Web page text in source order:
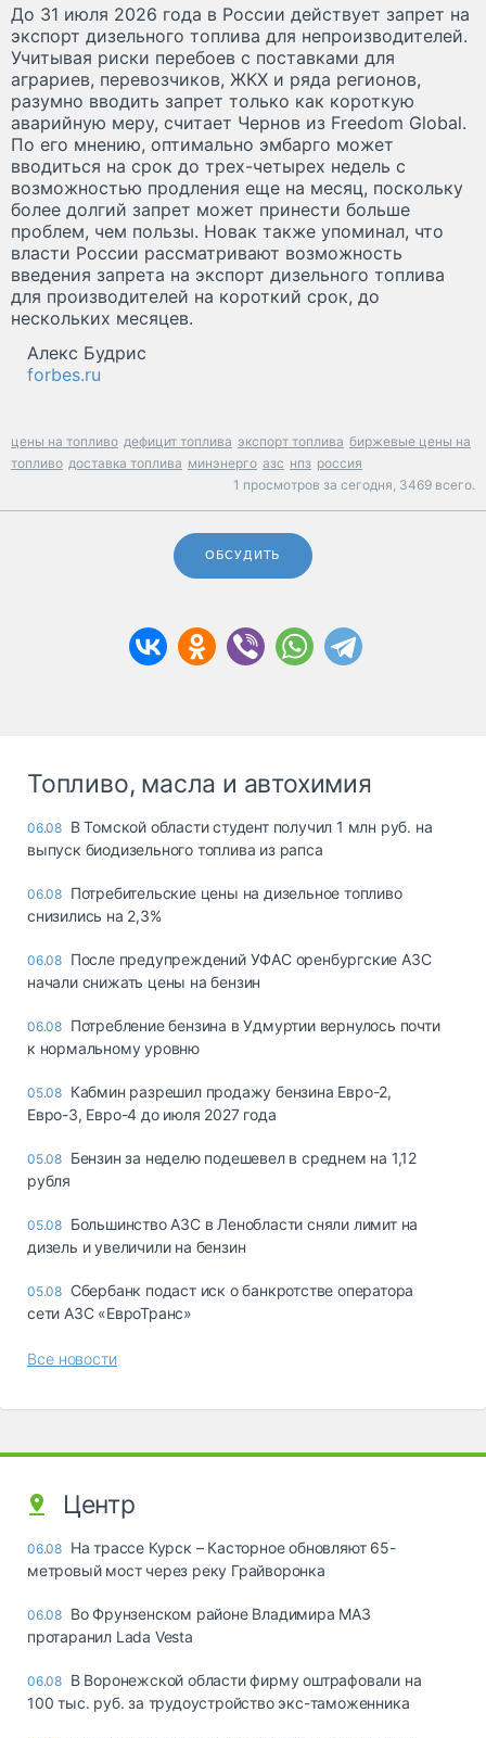
До 31 июля 2026 года в России действует запрет на
экспорт дизельного топлива для непроизводителей.
Учитывая риски перебоев с поставками для
аграриев, перевозчиков, ЖКХ и ряда регионов,
разумно вводить запрет только как короткую
аварийную меру, считает Чернов из Freedom Global.
По его мнению, оптимально эмбарго может
вводиться на срок до трех-четырех недель с
возможностью продления еще на месяц, поскольку
более долгий запрет может принести больше
проблем, чем пользы. Новак также упоминал, что
власти России рассматривают возможность
введения запрета на экспорт дизельного топлива
для производителей на короткий срок, до
нескольких месяцев.
Алекс Будрис
forbes.ru
цены на топливо дефицит топлива экспорт топлива биржевые цены на
топливо доставка топлива минэнерго азс нпз россия
1 просмотров за сегодня, 3469 всего.
ОБСУДИТЬ
Топливо, масла и автохимия
06.08 В Томской области студент получил 1 млн руб. на
выпуск биодизельного топлива из рапса
06.08 Потребительские цены на дизельное топливо
снизились на 2,3%
06.08 После предупреждений УФАС оренбургские АЗС
начали снижать цены на бензин
06.08 Потребление бензина в Удмуртии вернулось почти
к нормальному уровню
05.08 Кабмин разрешил продажу бензина Евро-2,
Евро-3, Евро-4 до июля 2027 года
05.08 Бензин за неделю подешевел в среднем на 1,12
рубля
05.08 Большинство АЗС в Ленобласти сняли лимит на
дизель и увеличили на бензин
05.08 Сбербанк подаст иск о банкротстве оператора
сети АЗС «ЕвроТранс»
Все новости
Центр
06.08 На трассе Курск – Касторное обновляют 65-
метровый мост через реку Грайворонка
06.08 Во Фрунзенском районе Владимира МАЗ
протаранил Lada Vesta
06.08 В Воронежской области фирму оштрафовали на
100 тыс. руб. за трудоустройство экс-таможенника